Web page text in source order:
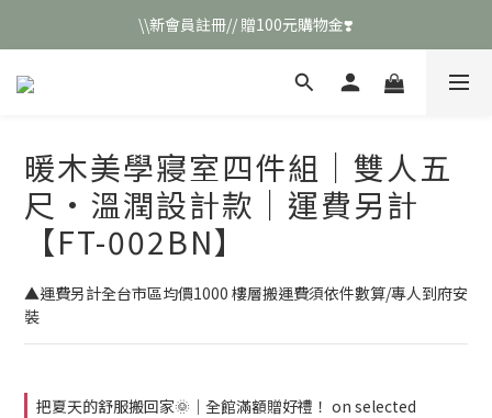
\\新會員註冊// 贈100元購物金❣️
\\新會員註冊// 贈100元購物金❣️
LINE好友招募\\ 回答數字 領取50元折扣碼 //
暖木美學寢室四件組｜雙人五
尺·溫潤設計款｜運費另計
【FT-002BN】
▲運費另計全台市區均價1000 樓層搬運費須依件數算/專人到府安
裝
把夏天的舒服搬回家🌞｜全館滿額贈好禮！ on selected